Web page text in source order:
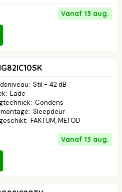
Vanaf 13 aug.
: Stil - 42 dB
: Lade
: Condens
: Sleepdeur
: FAKTUM, METOD
Vanaf 13 aug.